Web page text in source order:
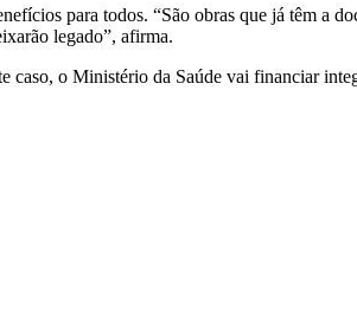
para todos. “São obras que já têm a
legado”, afirma.
caso, o Ministério da Saúde vai financiar